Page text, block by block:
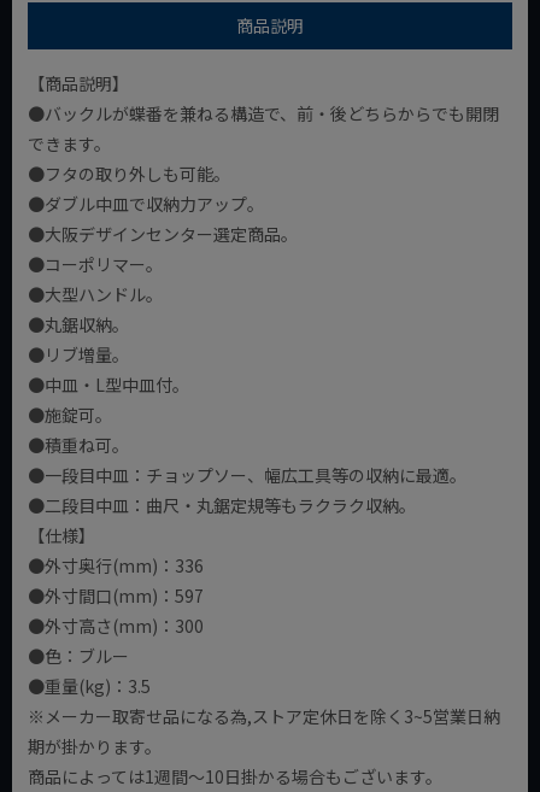
商品説明
【商品説明】
●バックルが蝶番を兼ねる構造で、前・後どちらからでも開閉
できます。
●フタの取り外しも可能。
●ダブル中皿で収納力アップ。
●大阪デザインセンター選定商品。
●コーポリマー。
●大型ハンドル。
●丸鋸収納。
●リブ増量。
●中皿・L型中皿付。
●施錠可。
●積重ね可。
●一段目中皿：チョップソー、幅広工具等の収納に最適。
●二段目中皿：曲尺・丸鋸定規等もラクラク収納。
【仕様】
●外寸奥行(mm)：336
●外寸間口(mm)：597
●外寸高さ(mm)：300
●色：ブルー
●重量(kg)：3.5
※メーカー取寄せ品になる為,ストア定休日を除く3~5営業日納
期が掛かります。
商品によっては1週間～10日掛かる場合もございます。